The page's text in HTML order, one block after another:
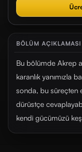
BÖLÜM AÇIKLAMASI
Bu bölümde Akrep
karanlık yanımızla
sonda, bu süreçten
dürüstçe
kendi gücümüzü